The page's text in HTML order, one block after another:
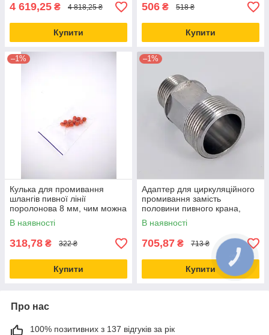
4 619,25 ₴ 4 818,25 ₴
Купити
506 ₴ 518 ₴
Купити
–1%
Кулька для промивання
шлангів пивної лінії
поролонова 8 мм, чим можна
промити пивну систему,
обладнання
В наявності
318,78 ₴ 322 ₴
Купити
–1%
Адаптер для циркуляційного
промивання замість
половини пивного крана,
обладнання для промивання
пивної системи
В наявності
705,87 ₴ 713 ₴
Купити
Про нас
100% позитивних з 137 відгуків за рік